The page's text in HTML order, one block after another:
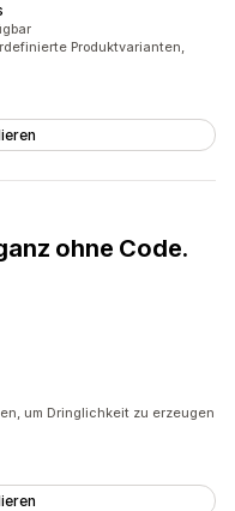
Produktvarianten,
ohne Code.
um Dringlichkeit zu erzeugen